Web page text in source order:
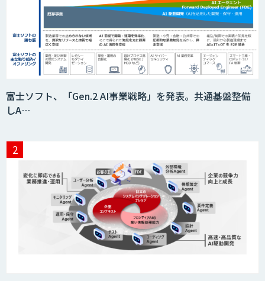
富士ソフト、「Gen.2 AI事業戦略」を発表。共通基盤整備
しA…